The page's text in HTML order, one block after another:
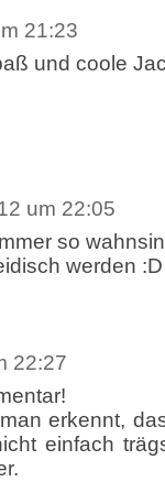
21:23
und coole
um 22:05
so
werden :D
22:27
erkennt,
einfach